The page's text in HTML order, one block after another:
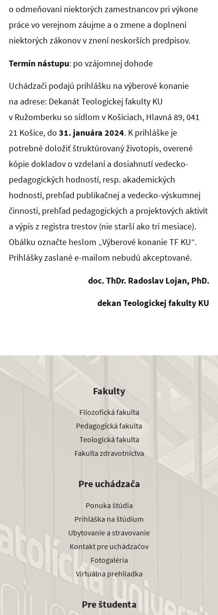
o odmeňovaní niektorých zamestnancov pri výkone
práce vo verejnom záujme a o zmene a doplnení
niektorých zákonov v znení neskorších predpisov.
Termín nástupu: po vzájomnej dohode
Uchádzači podajú prihlášku na výberové konanie
na adrese: Dekanát Teologickej fakulty KU
v Ružomberku so sídlom v Košiciach, Hlavná 89, 041
21 Košice, do 31. januára 2024. K prihláške je
potrebné doložiť štruktúrovaný životopis, overené
kópie dokladov o vzdelaní a dosiahnutí vedecko-
pedagogických hodností, resp. akademických
hodností, prehľad publikačnej a vedecko-výskumnej
činnosti, prehľad pedagogických a projektových aktivít
a výpis z registra trestov (nie starší ako tri mesiace).
Obálku označte heslom „Výberové konanie TF KU“.
Prihlášky zaslané e-mailom nebudú akceptované.
doc. ThDr. Radoslav Lojan, PhD.
dekan Teologickej fakulty KU
Fakulty
Filozofická fakulta
Pedagogická fakulta
Teologická fakulta
Fakulta zdravotníctva
Pre uchádzača
Ponuka štúdia
Prihláška na štúdium
Ubytovanie a stravovanie
Kontakt pre uchádzačov
Fotogaléria
Virtuálna prehliadka
Pre študenta